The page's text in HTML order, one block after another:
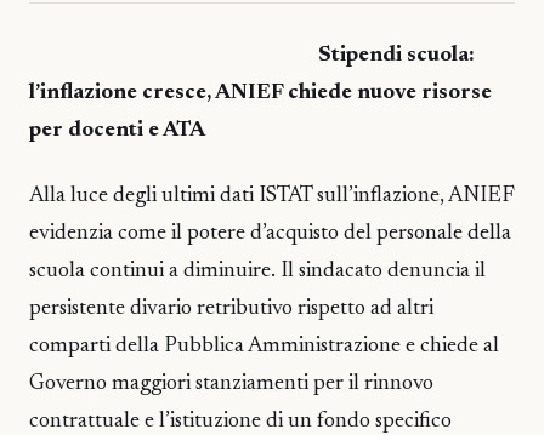
Stipendi scuola:
l’inflazione cresce, ANIEF chiede nuove risorse
per docenti e ATA
Alla luce degli ultimi dati ISTAT sull’inflazione, ANIEF
evidenzia come il potere d’acquisto del personale della
scuola continui a diminuire. Il sindacato denuncia il
persistente divario retributivo rispetto ad altri
comparti della Pubblica Amministrazione e chiede al
Governo maggiori stanziamenti per il rinnovo
contrattuale e l’istituzione di un fondo specifico